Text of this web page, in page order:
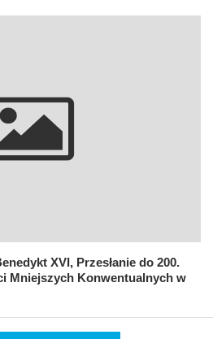
XVI, Przesłanie do 200.
Mniejszych Konwentualnych w